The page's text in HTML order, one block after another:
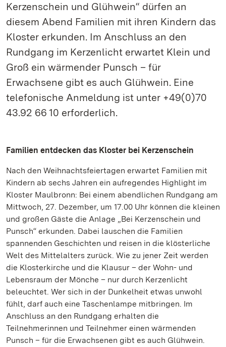
Kerzenschein und Glühwein“ dürfen an
diesem Abend Familien mit ihren Kindern das
Kloster erkunden. Im Anschluss an den
Rundgang im Kerzenlicht erwartet Klein und
Groß ein wärmender Punsch – für
Erwachsene gibt es auch Glühwein. Eine
telefonische Anmeldung ist unter +49(0)70
43.92 66 10 erforderlich.
Familien entdecken das Kloster bei Kerzenschein
Nach den Weihnachtsfeiertagen erwartet Familien mit
Kindern ab sechs Jahren ein aufregendes Highlight im
Kloster Maulbronn: Bei einem abendlichen Rundgang am
Mittwoch, 27. Dezember, um 17.00 Uhr können die kleinen
und großen Gäste die Anlage „Bei Kerzenschein und
Punsch“ erkunden. Dabei lauschen die Familien
spannenden Geschichten und reisen in die klösterliche
Welt des Mittelalters zurück. Wie zu jener Zeit werden
die Klosterkirche und die Klausur – der Wohn- und
Lebensraum der Mönche – nur durch Kerzenlicht
beleuchtet. Wer sich in der Dunkelheit etwas unwohl
fühlt, darf auch eine Taschenlampe mitbringen. Im
Anschluss an den Rundgang erhalten die
Teilnehmerinnen und Teilnehmer einen wärmenden
Punsch – für die Erwachsenen gibt es auch Glühwein.